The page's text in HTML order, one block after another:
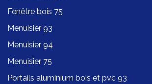
Fenêtre bois 75
Menuisier 93
Menuisier 94
Menuisier 75
Portails aluminium bois et pvc 93